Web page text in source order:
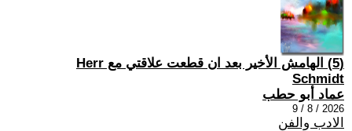
(5) الهامش الأخير بعد ان قطعت علاقتي مع Herr
Schmidt
عماد أبو حطب
2026 / 8 / 9
الادب والفن